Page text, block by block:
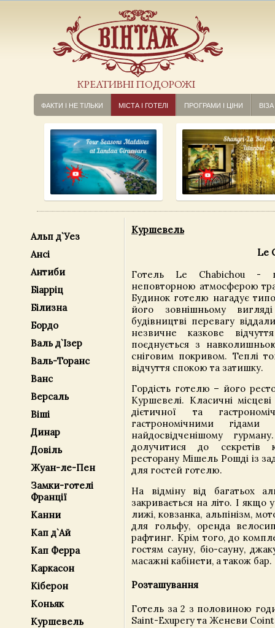
КРЕАТИВНІ ПОДОРОЖІ
ФАКТИ І НЕ ТІЛЬКИ МІСТА І ГОТЕЛІ ПРОГРАМИ І ЦІНИ ВІЗА
Альп д`Уез
Ансі
Антиби
Біарріц
Білизна
Бордо
Валь д`Ізер
Валь-Торанс
Ванс
Версаль
Віші
Динар
Довіль
Жуан-ле-Пен
Замки-готелі
Франції
Канни
Кап д`Ай
Кап Ферра
Каркасон
Кіберон
Коньяк
Куршевель
Куршевель
Le
Готель Le Chabichou -
неповторною атмосферою
Будинок готелю нагадує
його зовнішньому
будівництві перевагу
незвичне казкове
поєднується з
сніговим покривом. Теплі
відчуття спокою та затишку.
Гордість готелю – його
Куршевелі. Класичні
дієтичної та
гастрономічними
найдосвідченішому
долучитися до секретів
ресторану Мішель Рошді із
для гостей готелю.
На відміну від багатьох
закривається на літо. І якщо
лижі, ковзанка, альпінізм,
для гольфу, оренда
рафтинг. Крім того, до
гостям сауну, біо-сауну,
масажні кабінети, а також бар.
Розташування
Готель за 2 з половиною
Saint-Exupery та Женеви